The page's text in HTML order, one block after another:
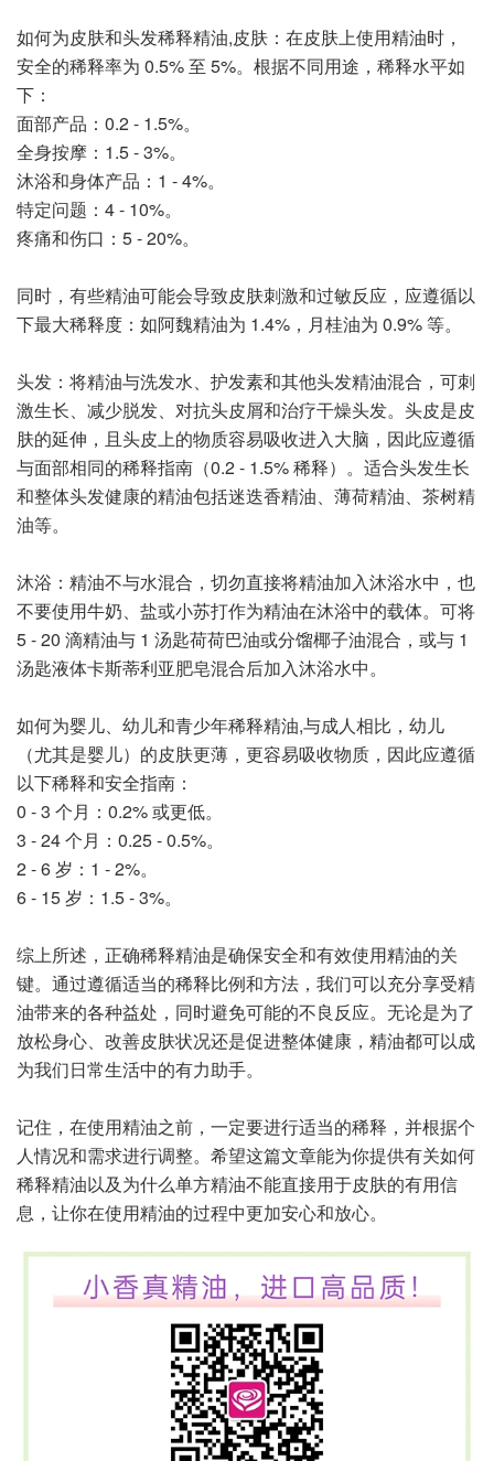
如何为皮肤和头发稀释精油,皮肤：在皮肤上使用精油时，
安全的稀释率为 0.5% 至 5%。根据不同用途，稀释水平如
下：
面部产品：0.2 - 1.5%。
全身按摩：1.5 - 3%。
沐浴和身体产品：1 - 4%。
特定问题：4 - 10%。
疼痛和伤口：5 - 20%。
同时，有些精油可能会导致皮肤刺激和过敏反应，应遵循以
下最大稀释度：如阿魏精油为 1.4%，月桂油为 0.9% 等。
头发：将精油与洗发水、护发素和其他头发精油混合，可刺
激生长、减少脱发、对抗头皮屑和治疗干燥头发。头皮是皮
肤的延伸，且头皮上的物质容易吸收进入大脑，因此应遵循
与面部相同的稀释指南（0.2 - 1.5% 稀释）。适合头发生长
和整体头发健康的精油包括迷迭香精油、薄荷精油、茶树精
油等。
沐浴：精油不与水混合，切勿直接将精油加入沐浴水中，也
不要使用牛奶、盐或小苏打作为精油在沐浴中的载体。可将
5 - 20 滴精油与 1 汤匙荷荷巴油或分馏椰子油混合，或与 1
汤匙液体卡斯蒂利亚肥皂混合后加入沐浴水中。
如何为婴儿、幼儿和青少年稀释精油,与成人相比，幼儿
（尤其是婴儿）的皮肤更薄，更容易吸收物质，因此应遵循
以下稀释和安全指南：
0 - 3 个月：0.2% 或更低。
3 - 24 个月：0.25 - 0.5%。
2 - 6 岁：1 - 2%。
6 - 15 岁：1.5 - 3%。
综上所述，正确稀释精油是确保安全和有效使用精油的关
键。通过遵循适当的稀释比例和方法，我们可以充分享受精
油带来的各种益处，同时避免可能的不良反应。无论是为了
放松身心、改善皮肤状况还是促进整体健康，精油都可以成
为我们日常生活中的有力助手。
记住，在使用精油之前，一定要进行适当的稀释，并根据个
人情况和需求进行调整。希望这篇文章能为你提供有关如何
稀释精油以及为什么单方精油不能直接用于皮肤的有用信
息，让你在使用精油的过程中更加安心和放心。